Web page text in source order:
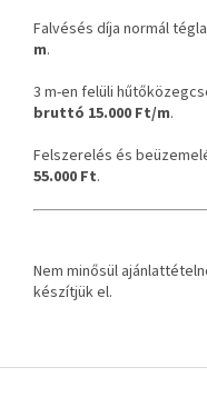
Falvésés díja normál
m.
3 m-en felüli
bruttó 15.000 Ft/m.
Felszerelés és
55.000 Ft.
Nem minősül
készítjük el.